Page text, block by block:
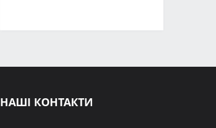
НАШІ КОНТАКТИ